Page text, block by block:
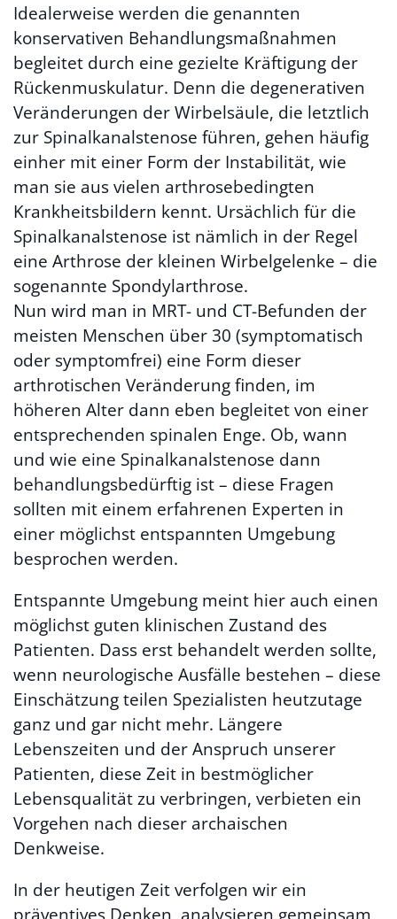
Idealerweise werden die genannten
konservativen Behandlungsmaßnahmen
begleitet durch eine gezielte Kräftigung der
Rückenmuskulatur. Denn die degenerativen
Veränderungen der Wirbelsäule, die letztlich
zur Spinalkanalstenose führen, gehen häufig
einher mit einer Form der Instabilität, wie
man sie aus vielen arthrosebedingten
Krankheitsbildern kennt. Ursächlich für die
Spinalkanalstenose ist nämlich in der Regel
eine Arthrose der kleinen Wirbelgelenke – die
sogenannte Spondylarthrose.
Nun wird man in MRT- und CT-Befunden der
meisten Menschen über 30 (symptomatisch
oder symptomfrei) eine Form dieser
arthrotischen Veränderung finden, im
höheren Alter dann eben begleitet von einer
entsprechenden spinalen Enge. Ob, wann
und wie eine Spinalkanalstenose dann
behandlungsbedürftig ist – diese Fragen
sollten mit einem erfahrenen Experten in
einer möglichst entspannten Umgebung
besprochen werden.
Entspannte Umgebung meint hier auch einen
möglichst guten klinischen Zustand des
Patienten. Dass erst behandelt werden sollte,
wenn neurologische Ausfälle bestehen – diese
Einschätzung teilen Spezialisten heutzutage
ganz und gar nicht mehr. Längere
Lebenszeiten und der Anspruch unserer
Patienten, diese Zeit in bestmöglicher
Lebensqualität zu verbringen, verbieten ein
Vorgehen nach dieser archaischen
Denkweise.
In der heutigen Zeit verfolgen wir ein
präventives Denken, analysieren gemeinsam